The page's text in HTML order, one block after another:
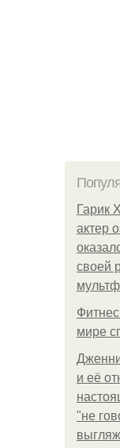
Гарик
актер
своей
мире
и её
"не